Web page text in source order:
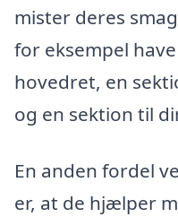
mister deres
for eksempel
hovedret, en
og en sektion til
En anden fordel
er, at de hjælper